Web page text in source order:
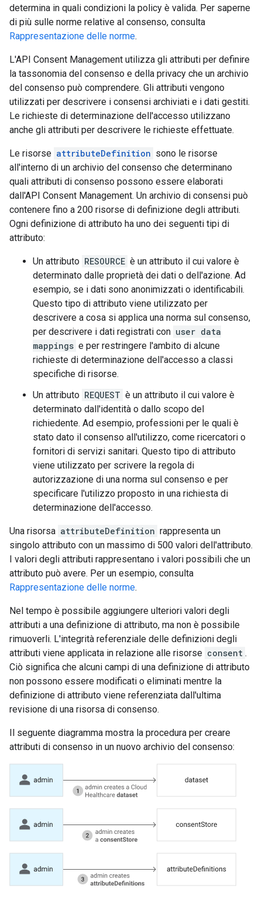
determina in quali condizioni la policy è valida. Per saperne
di più sulle norme relative al consenso, consulta
Rappresentazione delle norme.
L'API Consent Management utilizza gli attributi per definire
la tassonomia del consenso e della privacy che un archivio
del consenso può comprendere. Gli attributi vengono
utilizzati per descrivere i consensi archiviati e i dati gestiti.
Le richieste di determinazione dell'accesso utilizzano
anche gli attributi per descrivere le richieste effettuate.
Le risorse attributeDefinition sono le risorse
all'interno di un archivio del consenso che determinano
quali attributi di consenso possono essere elaborati
dall'API Consent Management. Un archivio di consensi può
contenere fino a 200 risorse di definizione degli attributi.
Ogni definizione di attributo ha uno dei seguenti tipi di
attributo:
Un attributo RESOURCE è un attributo il cui valore è
determinato dalle proprietà dei dati o dell'azione. Ad
esempio, se i dati sono anonimizzati o identificabili.
Questo tipo di attributo viene utilizzato per
descrivere a cosa si applica una norma sul consenso,
per descrivere i dati registrati con user data
mappings e per restringere l'ambito di alcune
richieste di determinazione dell'accesso a classi
specifiche di risorse.
Un attributo REQUEST è un attributo il cui valore è
determinato dall'identità o dallo scopo del
richiedente. Ad esempio, professioni per le quali è
stato dato il consenso all'utilizzo, come ricercatori o
fornitori di servizi sanitari. Questo tipo di attributo
viene utilizzato per scrivere la regola di
autorizzazione di una norma sul consenso e per
specificare l'utilizzo proposto in una richiesta di
determinazione dell'accesso.
Una risorsa attributeDefinition rappresenta un
singolo attributo con un massimo di 500 valori dell'attributo.
I valori degli attributi rappresentano i valori possibili che un
attributo può avere. Per un esempio, consulta
Rappresentazione delle norme.
Nel tempo è possibile aggiungere ulteriori valori degli
attributi a una definizione di attributo, ma non è possibile
rimuoverli. L'integrità referenziale delle definizioni degli
attributi viene applicata in relazione alle risorse consent .
Ciò significa che alcuni campi di una definizione di attributo
non possono essere modificati o eliminati mentre la
definizione di attributo viene referenziata dall'ultima
revisione di una risorsa di consenso.
Il seguente diagramma mostra la procedura per creare
attributi di consenso in un nuovo archivio del consenso: